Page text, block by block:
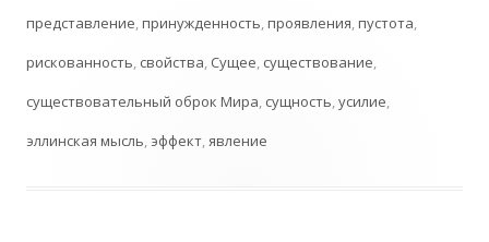
представление,принужденность,проявления,пустота,
рискованность, свойства, Сущее, существование,
существовательный оброк Мира, сущность,усилие,
эллинская мысль, эффект,явление